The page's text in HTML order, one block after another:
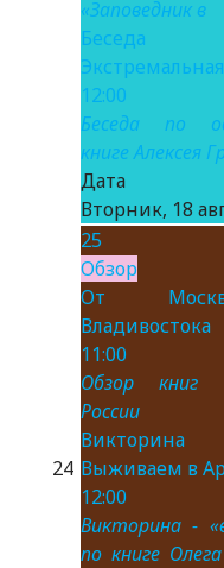
«Заповедник в
Беседа
12:00
Беседа по
книге Алексея
Вторник, 18
24
25
Обзор
От
Владивостока
11:00
Обзор книг
России
Викторина
Выживаем в
12:00
Викторина -
по книге